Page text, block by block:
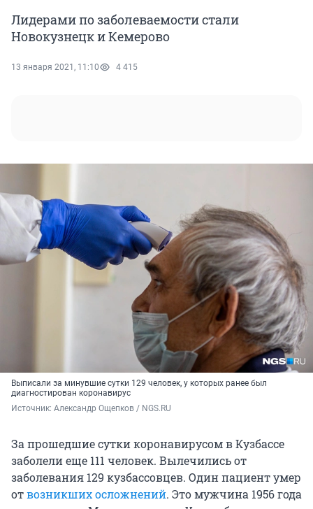
Лидерами по заболеваемости стали
Новокузнецк и Кемерово
13 января 2021, 11:10 4 415
Выписали за минувшие сутки 129 человек, у которых ранее был
диагностирован коронавирус
Источник: Александр Ощепков / NGS.RU
За прошедшие сутки коронавирусом в Кузбассе
заболели еще 111 человек. Вылечились от
заболевания 129 кузбассовцев. Один пациент умер
отвозникших осложнений. Это мужчина 1956 года